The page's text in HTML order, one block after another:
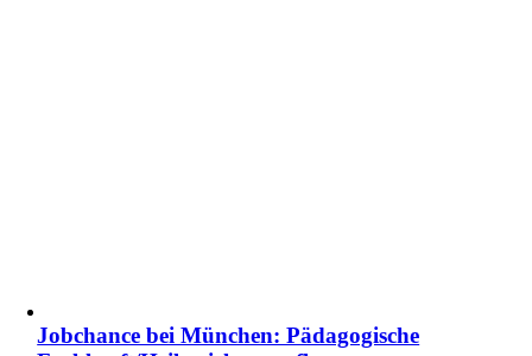
Jobchance bei München: Pädagogische